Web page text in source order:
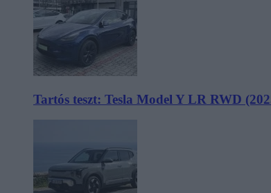
Tartós teszt: Tesla Model Y LR RWD